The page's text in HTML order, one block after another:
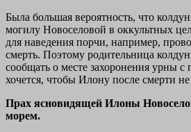
Была большая вероятность, что
могилу Новоселовой в оккультных
для наведения порчи, например,
смерть. Поэтому родительница
сообщать о месте захоронения урны с
хочется, чтобы Илону после смерти
Прах ясновидящей Илоны
морем.